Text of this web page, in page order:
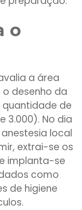
o
a área
desenho da
de
3.000). No dia
local
extrai-se os
implanta-se
como
de higiene